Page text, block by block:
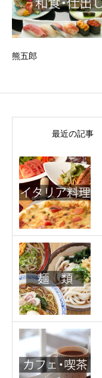
熊五郎
最近の記事